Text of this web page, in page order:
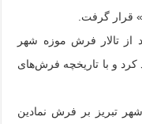
از تالار فرش موزه شهر
«تبریز ۲۰۱۸» بازدید کرد و با تاریخچه فرش‌های
تبریز بر فرش نمادین